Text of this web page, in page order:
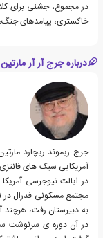
در مجموع، جشنی برای
خاکستری، پیامدهای
درباره جرج آر آر مارتین
آمریکایی سبک های
در ایالت نیوجرسی
مجتمع مسکونی فدرال در
به دبیرستان رفت،
در آن دوره ی سرنوشت